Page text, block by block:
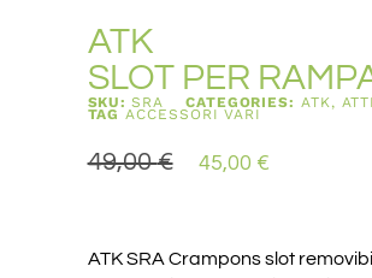
ATK
SLOT PER
SKU:SRA CATEGORIES: ATK,
TAG ACCESSORI VARI
49,00€ 45,00 €
ATK SRA Crampons slot